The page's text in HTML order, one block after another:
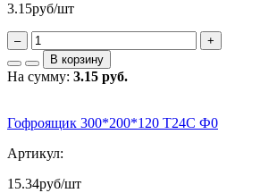
3.15руб/шт
–
+
В корзину
На сумму: 3.15 руб.
Гофроящик 300*200*120 Т24С Ф0
Артикул:
15.34руб/шт